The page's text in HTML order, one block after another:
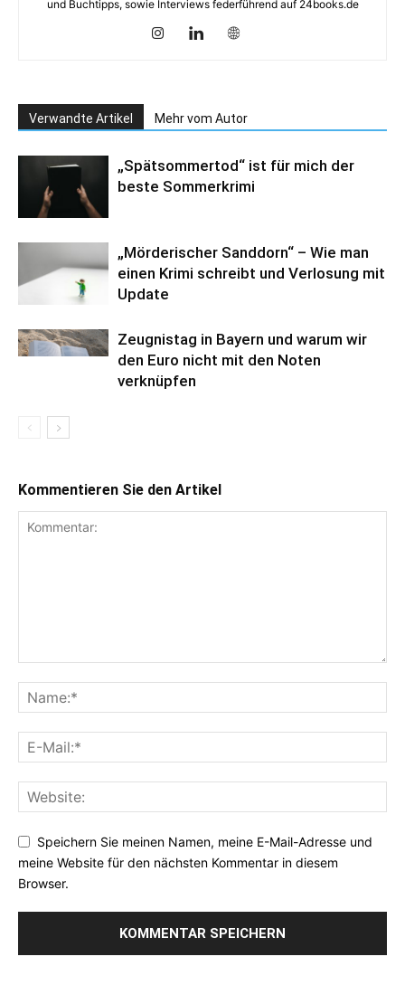
und Buchtipps, sowie Interviews federführend auf 24books.de
Verwandte Artikel Mehr vom Autor
„Spätsommertod“ ist für mich der
beste Sommerkrimi
„Mörderischer Sanddorn“ – Wie man
einen Krimi schreibt und Verlosung mit
Update
Zeugnistag in Bayern und warum wir
den Euro nicht mit den Noten
verknüpfen
Kommentieren Sie den Artikel
Speichern Sie meinen Namen, meine E-Mail-Adresse und
meine Website für den nächsten Kommentar in diesem
Browser.